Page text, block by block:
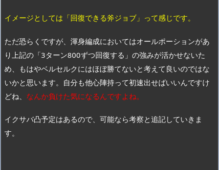
イメージとしては「回復できる斧ジョブ」って感じです。
ただ恐らくですが、渾身編成においてはオールポーションがあ
り上記の「3ターン800ずつ回復する」の強みが活かせないた
め、もはやベルセルクにはほぼ勝てないと考えて良いのではな
いかと思います。自分も他心陣持って初速出せばいいんですけ
どね、 なんか負けた気になるんですよね。
イクサバ凸予定はあるので、可能なら考察と追記していきま
す。